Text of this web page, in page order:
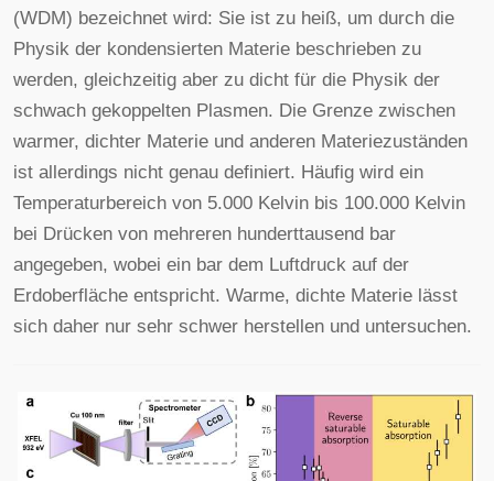
(WDM) bezeichnet wird: Sie ist zu heiß, um durch die
Physik der kondensierten Materie beschrieben zu
werden, gleichzeitig aber zu dicht für die Physik der
schwach gekoppelten Plasmen. Die Grenze zwischen
warmer, dichter Materie und anderen Materiezuständen
ist allerdings nicht genau definiert. Häufig wird ein
Temperaturbereich von 5.000 Kelvin bis 100.000 Kelvin
bei Drücken von mehreren hunderttausend bar
angegeben, wobei ein bar dem Luftdruck auf der
Erdoberfläche entspricht. Warme, dichte Materie lässt
sich daher nur sehr schwer herstellen und untersuchen.